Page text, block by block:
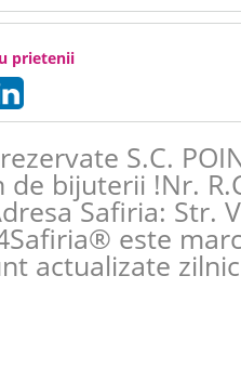
prietenii
S.C.
bijuterii !Nr.
Safiria: Str.
Safiria® este
actualizate